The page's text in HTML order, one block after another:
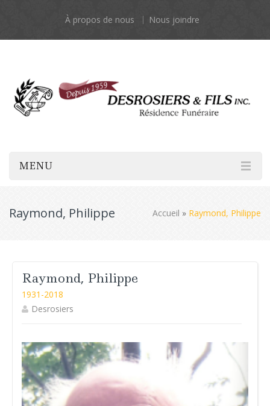
À propos de nous Nous joindre
MENU
Raymond, Philippe Accueil » Raymond, Philippe
Raymond, Philippe
1931-2018
Desrosiers